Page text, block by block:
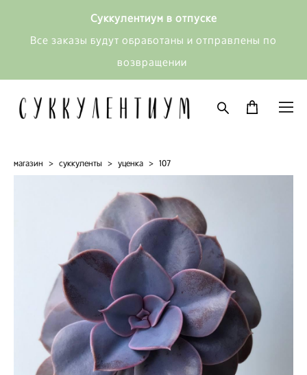
Суккулентиум в отпуске
Все заказы будут обработаны и отправлены по
возвращении
магазин > суккуленты > уценка > 107